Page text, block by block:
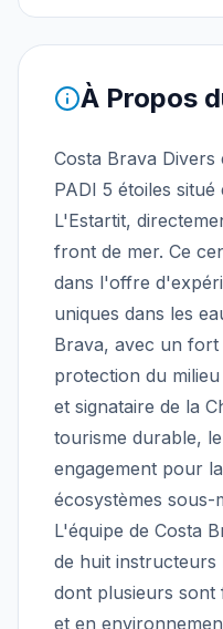
À Propos
Costa Brava
PADI 5 étoiles
L'Estartit,
front de mer. Ce
dans l'offre
uniques dans les
Brava, avec un
protection du
et signataire de la
tourisme durable,
engagement pour
écosystèmes sous-
L'équipe de Costa
de huit instructeurs
dont plusieurs sont
et en